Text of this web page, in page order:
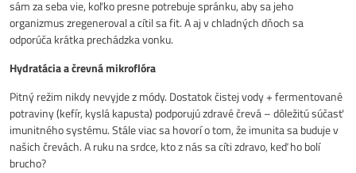
sám za seba vie, koľko presne potrebuje spránku, aby sa jeho
organizmus zregeneroval a cítil sa fit. A aj v chladných dňoch sa
odporúča krátka prechádzka vonku.
Hydratácia a črevná mikroflóra
Pitný režim nikdy nevyjde z módy. Dostatok čistej vody + fermentované
potraviny (kefír, kyslá kapusta) podporujú zdravé črevá – dôležitú súčasť
imunitného systému. Stále viac sa hovorí o tom, že imunita sa buduje v
našich črevách. A ruku na srdce, kto z nás sa cíti zdravo, keď ho bolí
brucho?